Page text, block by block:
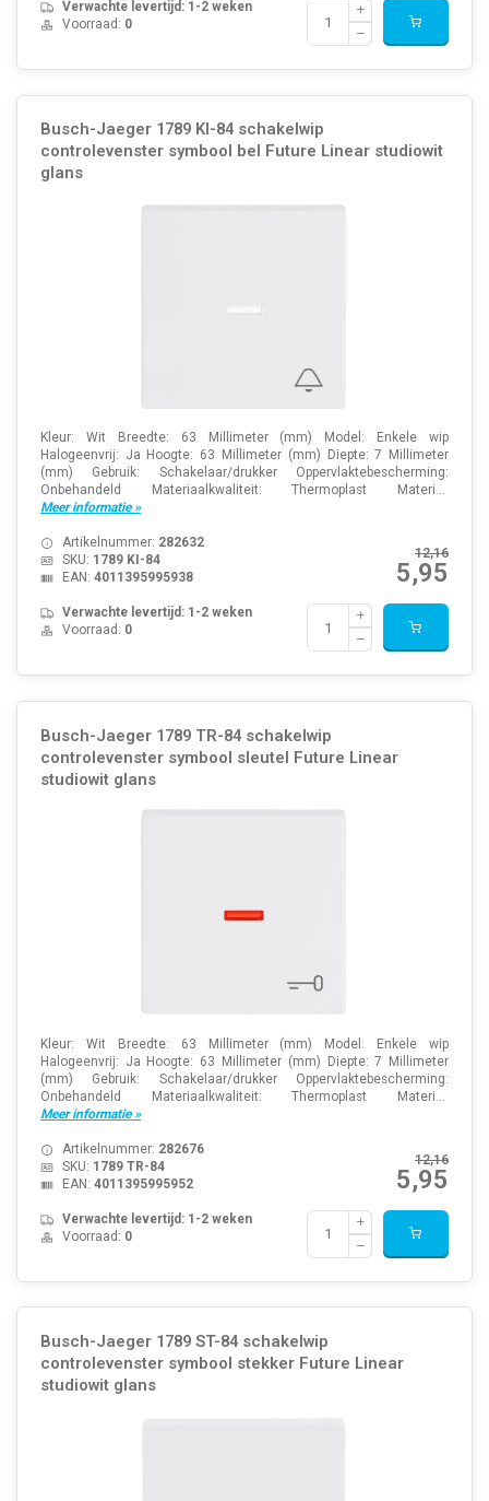
Verwachte levertijd: 1-2 weken
Voorraad: 0
Busch-Jaeger 1789 KI-84 schakelwip
controlevenster symbool bel Future Linear studiowit
glans
Kleur: Wit Breedte: 63 Millimeter (mm) Model: Enkele wip
Halogeenvrij: Ja Hoogte: 63 Millimeter (mm) Diepte: 7 Millimeter
(mm) Gebruik: Schakelaar/drukker Oppervlaktebescherming:
Onbehandeld Materiaalkwaliteit: Thermoplast Materi...
Meer informatie »
12,16
5,95
Artikelnummer: 282632
SKU: 1789 KI-84
EAN: 4011395995938
Verwachte levertijd: 1-2 weken
Voorraad: 0
Busch-Jaeger 1789 TR-84 schakelwip
controlevenster symbool sleutel Future Linear
studiowit glans
Kleur: Wit Breedte: 63 Millimeter (mm) Model: Enkele wip
Halogeenvrij: Ja Hoogte: 63 Millimeter (mm) Diepte: 7 Millimeter
(mm) Gebruik: Schakelaar/drukker Oppervlaktebescherming:
Onbehandeld Materiaalkwaliteit: Thermoplast Materi...
Meer informatie »
12,16
5,95
Artikelnummer: 282676
SKU: 1789 TR-84
EAN: 4011395995952
Verwachte levertijd: 1-2 weken
Voorraad: 0
Busch-Jaeger 1789 ST-84 schakelwip
controlevenster symbool stekker Future Linear
studiowit glans